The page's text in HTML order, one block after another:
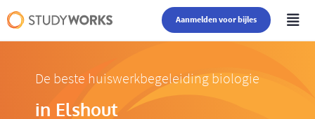
Aanmelden voor bijles
De beste huiswerkbegeleiding biologie
in Elshout